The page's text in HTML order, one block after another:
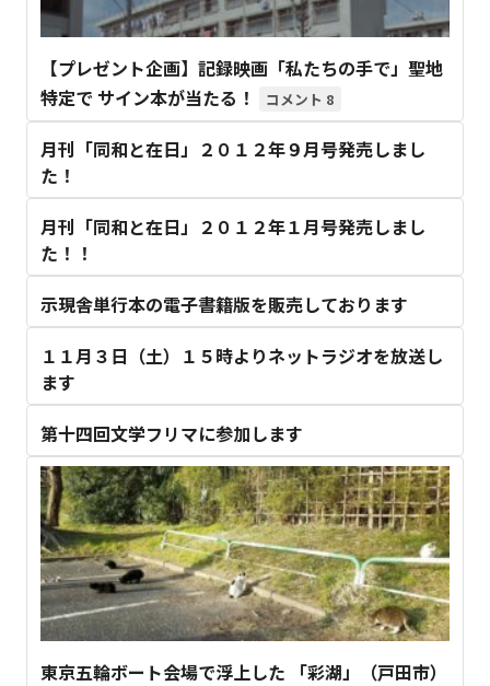
【プレゼント企画】記録映画「私たちの手で」聖地
特定で サイン本が当たる！
8
月刊「同和と在日」２０１２年９月号発売しまし
た！
月刊「同和と在日」２０１２年１月号発売しまし
た！！
示現舎単行本の電子書籍版を販売しております
１１月３日（土）１５時よりネットラジオを放送し
ます
第十四回文学フリマに参加します
東京五輪ボート会場で浮上した 「彩湖」（戸田市）